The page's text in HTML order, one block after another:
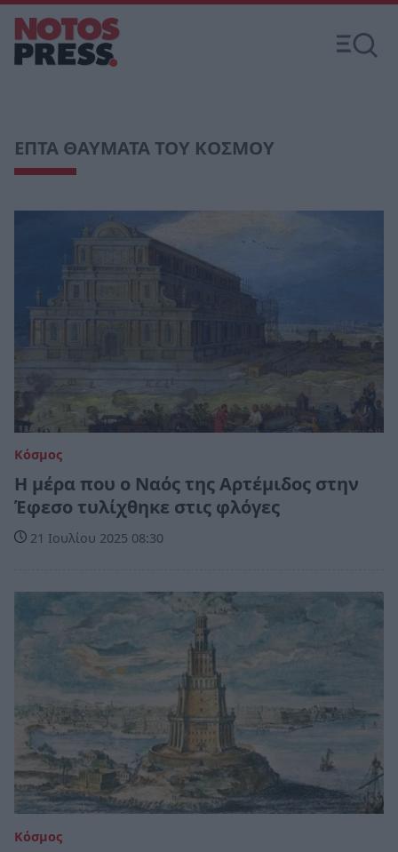
ΕΠΤΑ ΘΑΥΜΑΤΑ ΤΟΥ ΚΟΣΜΟΥ
Κόσμος
Η μέρα που ο Ναός της Αρτέμιδος στην
Έφεσο τυλίχθηκε στις φλόγες
21 Ιουλίου 2025 08:30
Κόσμος